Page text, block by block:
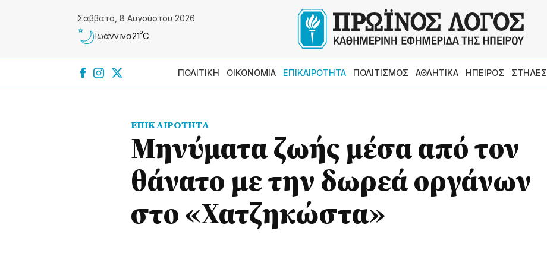
Σάββατο, 8 Αυγούστου 2026
Ιωάννɩνα21ºC
ΠΟΛΙΤΙΚΗ ΟΙΚΟΝΟΜΙΑ ΕΠΙΚΑΙΡΟΤΗΤΑ ΠΟΛΙΤΙΣΜΟΣ ΑΘΛΗΤΙΚΑ ΗΠΕΙΡΟΣ ΣΤΗΛΕΣ
ΕΠΙΚΑΙΡΟΤΗΤΑ
Μηνύματα ζωής μέσα από τον
θάνατο με την δωρεά οργάνων
στο «Χατζηκώστα»